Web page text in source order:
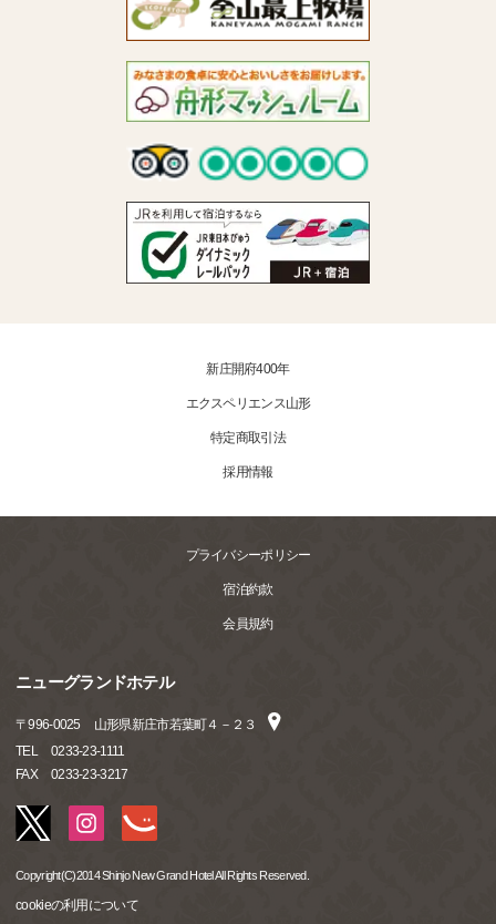
新庄開府400年
エクスペリエンス山形
特定商取引法
採用情報
プライバシーポリシー
宿泊約款
会員規約
ニューグランドホテル
〒996-0025
山形県新庄市若葉町４－２３
TEL
0233-23-1111
FAX
0233-23-3217
Copyright(C)2014 Shinjo New Grand Hotel All Rights Reserved.
cookieの利用について